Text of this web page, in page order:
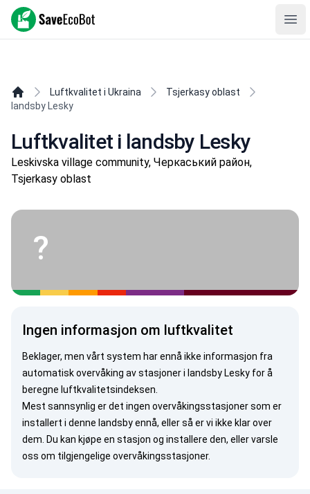
SaveEcoBot
Luftkvalitet i Ukraina
Tsjerkasy oblast
landsby Lesky
Luftkvalitet i landsby Lesky
Leskivska village community, Черкаський район,
Tsjerkasy oblast
?
Ingen informasjon om luftkvalitet
Beklager, men vårt system har ennå ikke informasjon fra
automatisk overvåking av stasjoner i landsby Lesky for å
beregne luftkvalitetsindeksen.
Mest sannsynlig er det ingen overvåkingsstasjoner som er
installert i denne landsby ennå, eller så er vi ikke klar over
dem. Du kan kjøpe en stasjon og installere den, ellervarsle
oss om tilgjengelige overvåkingsstasjoner.